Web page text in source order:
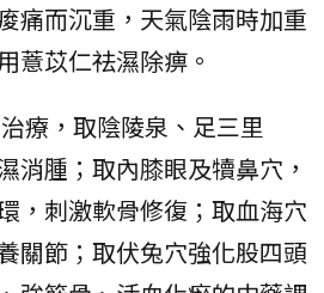
痛而沉重，天氣陰雨時加重
薏苡仁祛濕除痹。
治療，取陰陵泉、足三里
消腫；取內膝眼及犢鼻穴，
，刺激軟骨修復；取血海穴
關節；取伏兔穴強化股四頭